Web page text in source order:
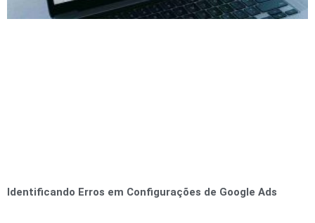
Identificando Erros em Configurações de Google Ads